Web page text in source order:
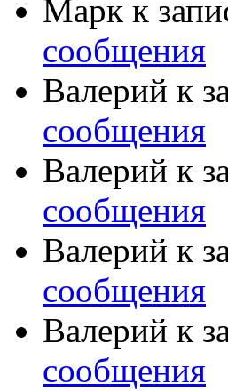
Марк к
сообщения
Валерий к
сообщения
Валерий к
сообщения
Валерий к
сообщения
Валерий к
сообщения